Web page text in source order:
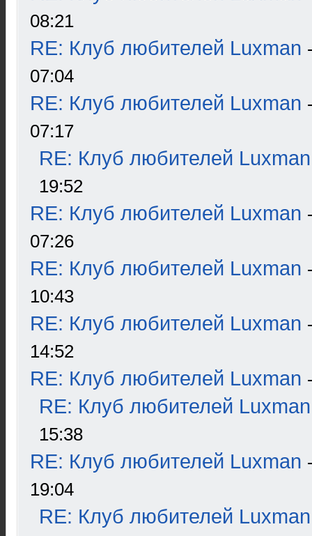
08:21
RE: Клуб любителей Luxman
07:04
RE: Клуб любителей Luxman
07:17
RE: Клуб любителей Luxman
19:52
RE: Клуб любителей Luxman
07:26
RE: Клуб любителей Luxman
10:43
RE: Клуб любителей Luxman
14:52
RE: Клуб любителей Luxman
RE: Клуб любителей Luxman
15:38
RE: Клуб любителей Luxman
19:04
RE: Клуб любителей Luxman